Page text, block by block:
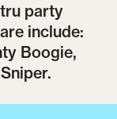
party
include:
Boogie,